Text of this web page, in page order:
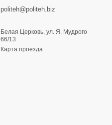
politeh@politeh.biz
Белая Церковь, ул. Я. Мудрого
66/13
Карта проезда